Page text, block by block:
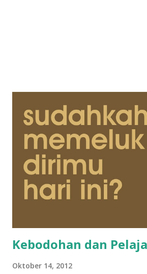
Kebodohan dan
Oktober 14, 2012